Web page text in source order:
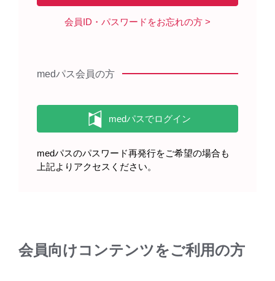
領域情報 糖尿病
会員ID・パスワードをお忘れの方
medパス会員の方
medパスのパスワード再発行をご希望の場合も
上記よりアクセスください。
会員向けコンテンツをご利用の方